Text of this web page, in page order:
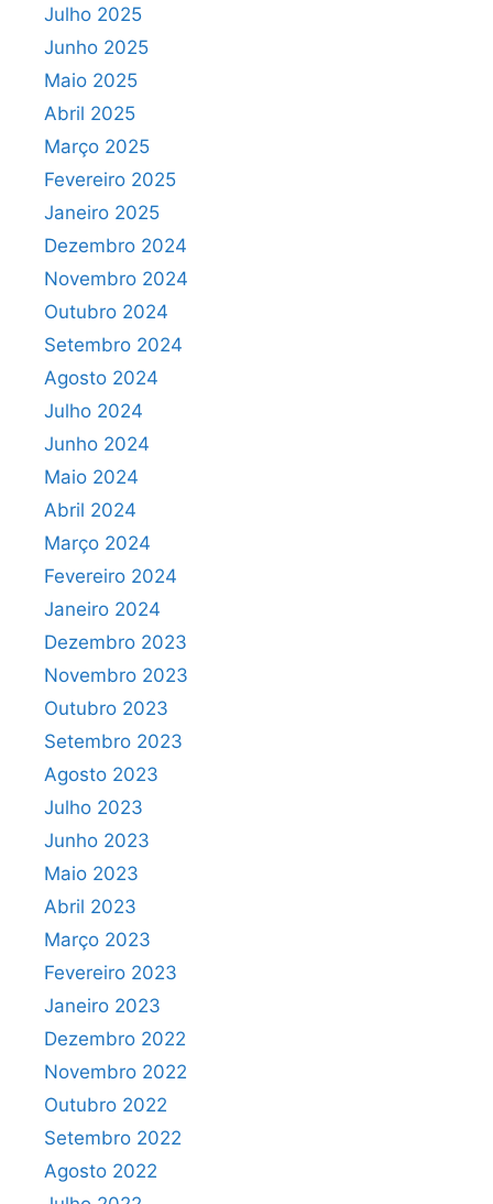
Julho 2025
Junho 2025
Maio 2025
Abril 2025
Março 2025
Fevereiro 2025
Janeiro 2025
Dezembro 2024
Novembro 2024
Outubro 2024
Setembro 2024
Agosto 2024
Julho 2024
Junho 2024
Maio 2024
Abril 2024
Março 2024
Fevereiro 2024
Janeiro 2024
Dezembro 2023
Novembro 2023
Outubro 2023
Setembro 2023
Agosto 2023
Julho 2023
Junho 2023
Maio 2023
Abril 2023
Março 2023
Fevereiro 2023
Janeiro 2023
Dezembro 2022
Novembro 2022
Outubro 2022
Setembro 2022
Agosto 2022